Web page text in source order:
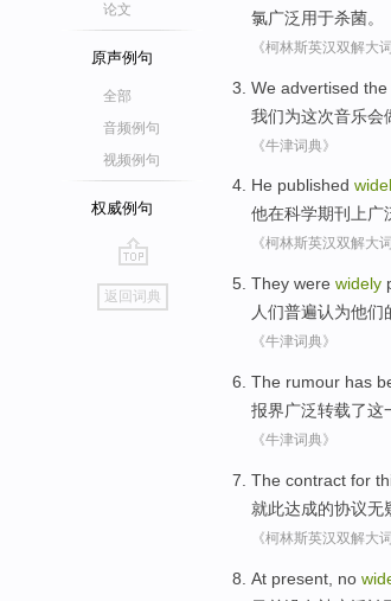
论文
原声例句
全部
音频例句
视频例句
权威例句
go
top
返回词典
氯广泛 用于杀菌。
《柯林斯英汉双解大词
We advertised the
我们为这次音乐会
《牛津词典》
He published
他在科学期刊 上广
《柯林斯英汉双解大词
They were widely
人们普遍认为他们
《牛津词典》
The rumour has
报界广泛转载了这
《牛津词典》
The contract for
就此达成的协议无
《柯林斯英汉双解大词
At present no